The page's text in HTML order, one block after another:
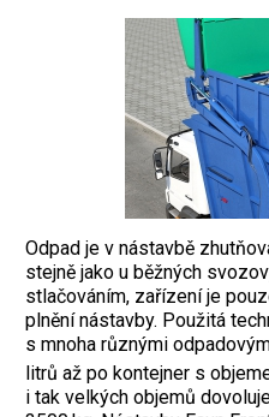
Odpad je v nástavbě
stejně jako u běžných
stlačováním, zařízení je
plnění nástavby. Použitá
s mnoha různými
litrů až po kontejner s
i tak velkých objemů